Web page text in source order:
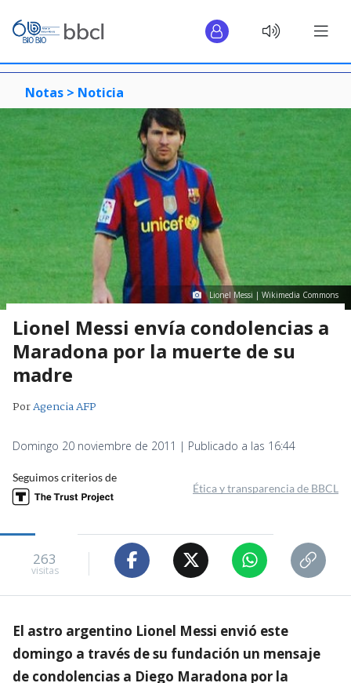
Notas > Noticia
Lionel Messi | Wikimedia Commons
Lionel Messi envía condolencias a
Maradona por la muerte de su
madre
PorAgencia AFP
Domingo 20 noviembre de 2011 | Publicado a las 16:44
Seguimos criterios de
Ética y transparencia de BBCL
263
visitas
El astro argentino Lionel Messi envió este
domingo a través de su fundación un mensaje
de condolencias a Diego Maradona por la